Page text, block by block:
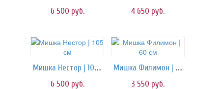
6 500 руб. 4 650 руб.
Мишка Нестор | 105 см
6 500 руб.
Мишка Филимон | 60 см
3 550 руб.